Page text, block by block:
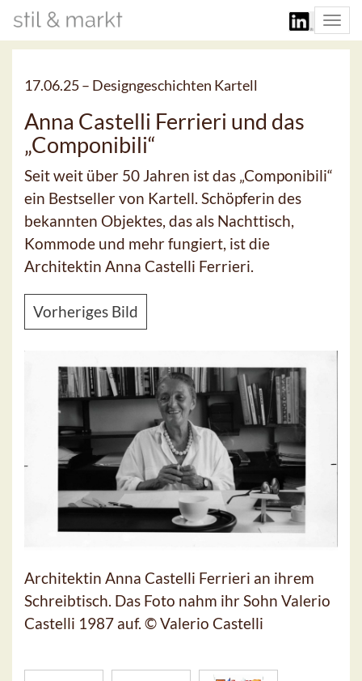
17.06.25 – Designgeschichten Kartell
Anna Castelli Ferrieri und das
„Componibili“
Seit weit über 50 Jahren ist das „Componibili“
ein Bestseller von Kartell. Schöpferin des
bekannten Objektes, das als Nachttisch,
Kommode und mehr fungiert, ist die
Architektin Anna Castelli Ferrieri.
Vorheriges Bild
Architektin Anna Castelli Ferrieri an ihrem
Schreibtisch. Das Foto nahm ihr Sohn Valerio
Castelli 1987 auf. © Valerio Castelli